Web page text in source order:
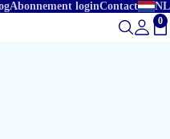
Abonnement loginContact NL
0